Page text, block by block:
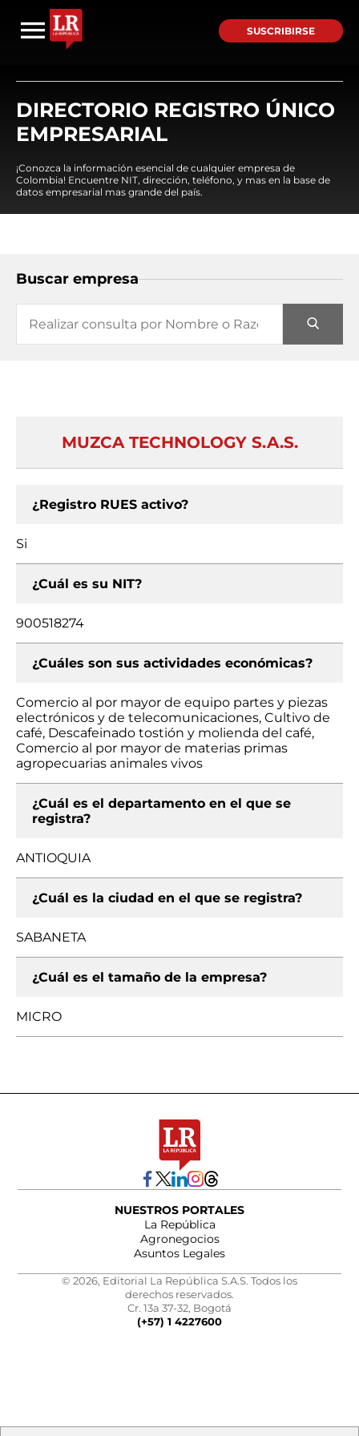
SUSCRIBIRSE
DIRECTORIO REGISTRO ÚNICO
EMPRESARIAL
¡Conozca la información esencial de cualquier empresa de
Colombia! Encuentre NIT, dirección, teléfono, y mas en la base de
datos empresarial mas grande del país.
Buscar empresa
MUZCA TECHNOLOGY S.A.S.
¿Registro RUES activo?
Si
¿Cuál es su NIT?
900518274
¿Cuáles son sus actividades económicas?
Comercio al por mayor de equipo partes y piezas
electrónicos y de telecomunicaciones, Cultivo de
café, Descafeinado tostión y molienda del café,
Comercio al por mayor de materias primas
agropecuarias animales vivos
¿Cuál es el departamento en el que se
registra?
ANTIOQUIA
¿Cuál es la ciudad en el que se registra?
SABANETA
¿Cuál es el tamaño de la empresa?
MICRO
NUESTROS PORTALES
La República
Agronegocios
Asuntos Legales
© 2026, Editorial La República S.A.S. Todos los
derechos reservados.
Cr. 13a 37-32, Bogotá
(+57) 1 4227600